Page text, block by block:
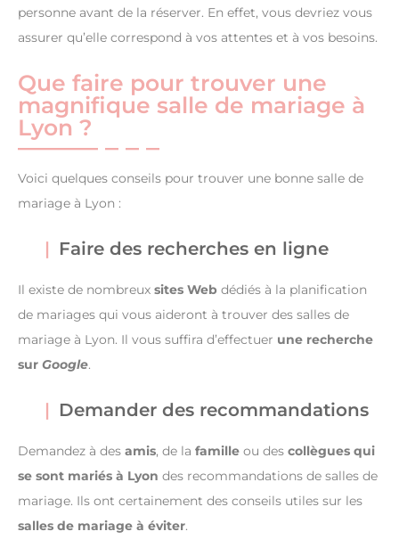
personne avant de la réserver. En effet, vous devriez vous
assurer qu’elle correspond à vos attentes et à vos besoins.
Que faire pour trouver une
magnifique salle de mariage à
Lyon ?
Voici quelques conseils pour trouver une bonne salle de
mariage à Lyon :
Faire des recherches en ligne
Il existe de nombreux sites Web dédiés à la planification
de mariages qui vous aideront à trouver des salles de
mariage à Lyon. Il vous suffira d’effectuer une recherche
sur Google.
Demander des recommandations
Demandez à des amis, de la famille ou des collègues qui
se sont mariés à Lyon des recommandations de salles de
mariage. Ils ont certainement des conseils utiles sur les
salles de mariage à éviter.